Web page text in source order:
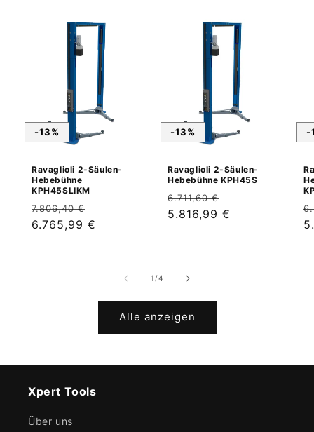
-13%
Ravaglioli 2-Säulen-
Hebebühne
KPH45SLIKM
Normaler
Preis
7.806,40 €
Verkaufspreis
6.765,99 €
-13%
Ravaglioli 2-Säulen-
Hebebühne KPH45S
Normaler
Preis
6.711,60 €
Verkaufspreis
5.816,99 €
-
1/von
4
Alle anzeigen
Xpert Tools
Über uns